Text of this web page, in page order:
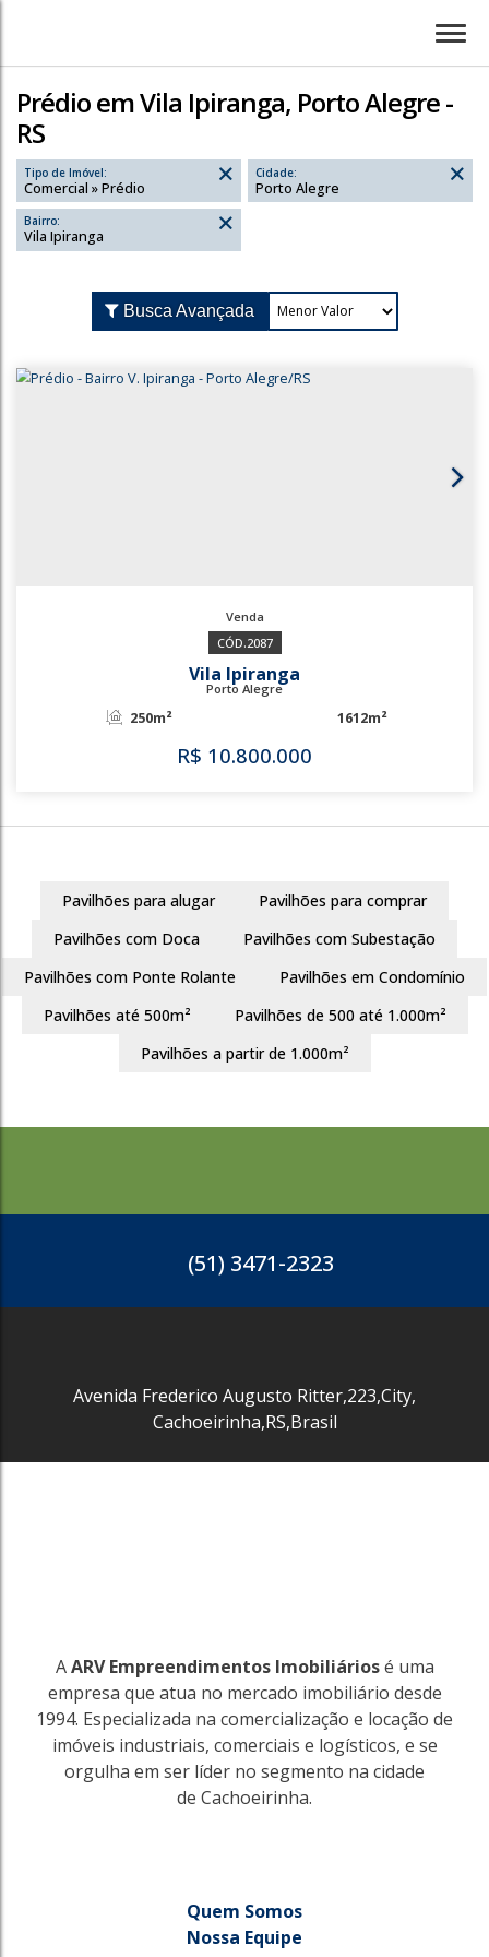
Prédio em Vila Ipiranga, Porto Alegre -
RS
Tipo de Imóvel:
Comercial » Prédio
Cidade:
Porto Alegre
Bairro:
Busca Avançada
R$10.800.000
250m² 1612m²
Pavilhões para alugar
Pavilhões para comprar
Pavilhões com Doca
Pavilhões com Subestação
Pavilhões com Ponte Rolante
Pavilhões em Condomínio
Pavilhões até 500m²
Pavilhões de 500 até 1.000m²
Pavilhões a partir de 1.000m²
(51) 3471-2323
Avenida Frederico Augusto Ritter,223,City,
Cachoeirinha,RS,Brasil
AARV Empreendimentos Imobiliáriosé uma
empresa que atua no mercado imobiliário desde
1994. Especializada na comercialização e locação de
imóveis industriais, comerciais e logísticos, e se
orgulha em ser líder no segmento na cidade
de Cachoeirinha.
Quem Somos
Nossa Equipe